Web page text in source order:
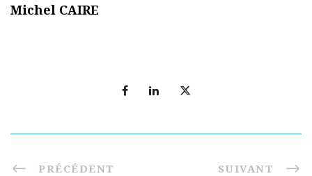
Michel CAIRE
PRÉCÉDENT SUIVANT